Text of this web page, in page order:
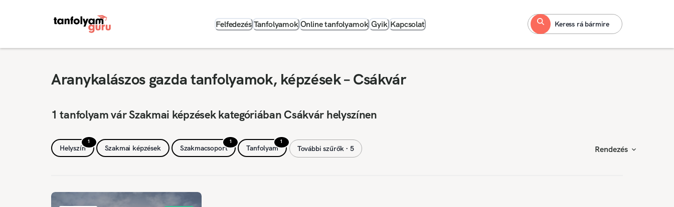
Felfedezés Tanfolyamok Online tanfolyamok Gyik Kapcsolat Keress rá bármire
Aranykalászos gazda tanfolyamok, képzések – Csákvár
1 tanfolyam vár Szakmai képzések kategóriában Csákvár helyszínen
1
Helyszín Szakmai képzések
1
Szakmacsoport
1
Tanfolyam További szűrők ∙ 5 Rendezés